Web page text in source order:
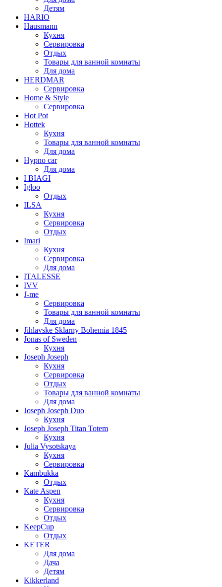
Детям
HARIO
Hausmann
Кухня
Сервировка
Отдых
Товары для ванной комнаты
Для дома
HERDMAR
Сервировка
Home & Style
Сервировка
Hot Pot
Hottek
Кухня
Товары для ванной комнаты
Для дома
Hypno car
Для дома
I BIAGI
Igloo
Отдых
ILSA
Кухня
Сервировка
Отдых
Imari
Кухня
Сервировка
Для дома
ITALESSE
IVV
J-me
Сервировка
Товары для ванной комнаты
Для дома
Jihlavske Sklarny Bohemia 1845
Jonas of Sweden
Кухня
Joseph Joseph
Кухня
Сервировка
Отдых
Товары для ванной комнаты
Для дома
Joseph Joseph Duo
Кухня
Joseph Joseph Titan Totem
Кухня
Julia Vysotskaya
Кухня
Сервировка
Kambukka
Отдых
Kate Aspen
Кухня
Сервировка
Отдых
KeepCup
Отдых
KETER
Для дома
Дача
Детям
Kikkerland